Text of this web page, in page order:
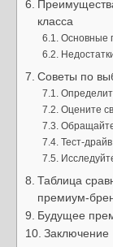
класса
Основные
Советы по
Оцените
Тест-
Таблица
премиум-
Будущее
Заключение